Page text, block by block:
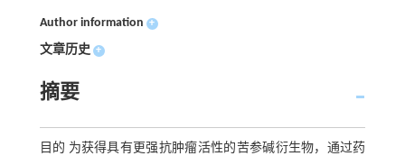
Author information +
文章历史 +
摘要
目的 为获得具有更强抗肿瘤活性的苦参碱衍生物，通过药